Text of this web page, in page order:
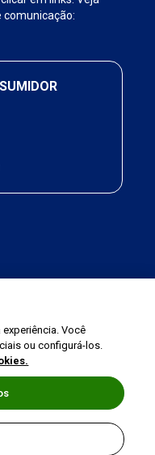
comunicação:
Privacidade
& Health
Você
ou configurá-los.